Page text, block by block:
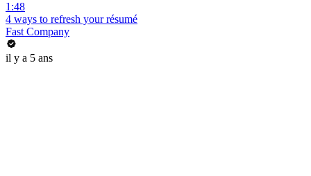
1:48
4 ways to refresh your résumé
Fast Company
il y a 5 ans